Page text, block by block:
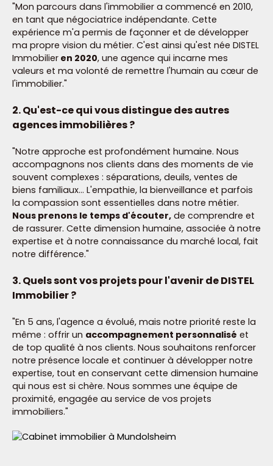
"Mon parcours dans l'immobilier a commencé en 2010,
en tant que négociatrice indépendante. Cette
expérience m'a permis de façonner et de développer
ma propre vision du métier. C'est ainsi qu'est née DISTEL
Immobilier en 2020, une agence qui incarne mes
valeurs et ma volonté de remettre l'humain au cœur de
l'immobilier."
2. Qu'est-ce qui vous distingue des autres
agences immobilières ?
"Notre approche est profondément humaine. Nous
accompagnons nos clients dans des moments de vie
souvent complexes : séparations, deuils, ventes de
biens familiaux... L'empathie, la bienveillance et parfois
la compassion sont essentielles dans notre métier.
Nous prenons le temps d'écouter, de comprendre et
de rassurer. Cette dimension humaine, associée à notre
expertise et à notre connaissance du marché local, fait
notre différence."
3. Quels sont vos projets pour l'avenir de DISTEL
Immobilier ?
"En 5 ans, l'agence a évolué, mais notre priorité reste la
même : offrir un accompagnement personnalisé et
de top qualité à nos clients. Nous souhaitons renforcer
notre présence locale et continuer à développer notre
expertise, tout en conservant cette dimension humaine
qui nous est si chère. Nous sommes une équipe de
proximité, engagée au service de vos projets
immobiliers."